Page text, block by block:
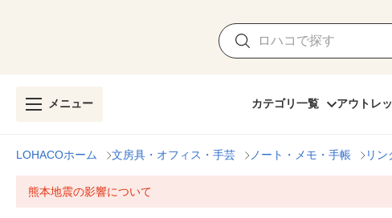
メニュー カテゴリ一覧 アウトレ
LOHACOホーム 文房具・オフィス・手芸 ノート・メモ・手帳 リン
熊本地震の影響について